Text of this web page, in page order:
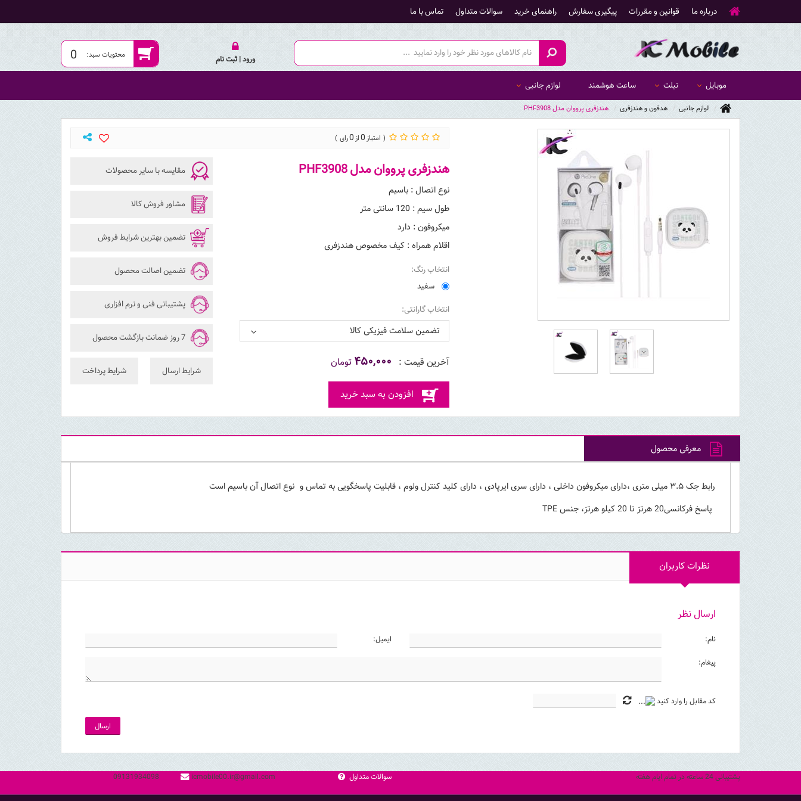
درباره ما قوانین و مقررات پیگیری سفارش راهنمای خرید سوالات متداول تماس با ما
0 ورود | ثبت نام
موبایل تبلت ساعت هوشمند لوازم جانبی
لوازم جانبی هدفون و هندزفری هندزفری پرووان مدل PHF3908
0
0
هندزفری پرووان مدل PHF3908
نوع اتصال : باسیم
طول سیم : 120 سانتی متر
میکروفون : دارد
اقلام همراه : کیف مخصوص هندزفری
انتخاب رنگ:
سفید
انتخاب گارانتی:
تضمین سلامت فیزیکی کالا
۴۵۰,۰۰۰ تومان
افزودن به سبد خرید
مقایسه با سایر محصولات
مشاور فروش کالا
تضمین بهترین شرایط فروش
تضمین اصالت محصول
پشتیبانی فنی و نرم افزاری
7 روز ضمانت بازگشت محصول
شرایط ارسال شرایط پرداخت
معرفی محصول
رابط جک ۳.۵ میلی متری ،دارای میکروفون داخلی ، دارای سری ایرپادی ، دارای کلید کنترل ولوم ، قابلیت پاسخگویی به تماس و نوع اتصال آن باسیم است
پاسخ فرکانسی20 هرتز تا 20 کیلو هرتز، جنس TPE
نظرات کاربران
ارسال نظر
نام:
ایمیل:
پیغام:
کد مقابل را وارد کنید
ارسال
پشتیبانی 24 ساعته در تمام ایام هفته سوالات متداول icmobile00.ir@gmail.com
09131934098